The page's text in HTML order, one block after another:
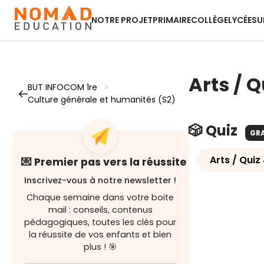
NOTRE PROJETPRIMAIRECOLLÈGELYCÉE
BUT INFOCOM 1re
>
Culture générale et humanités (S2)
💌 Premier pas vers la réussite
Inscrivez-vous à notre newsletter !
Chaque semaine dans votre boite
mail : conseils, contenus
pédagogiques, toutes les clés pour
la réussite de vos enfants et bien
plus ! 🎯
Arts /
🎲 Quiz
Arts / Quiz